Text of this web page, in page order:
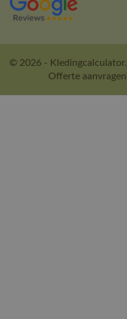
© 2026 - Kledingcalculator.
Offerte aanvragen